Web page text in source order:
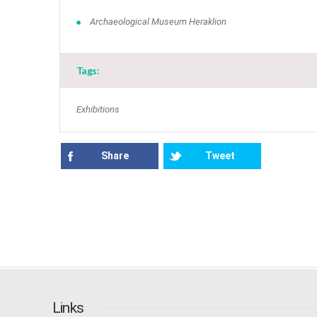
Αrchaeological Museum Heraklion
Tags:
Exhibitions
Share Tweet
Links